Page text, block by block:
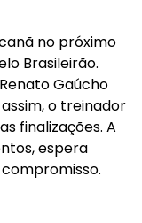
no próximo
Brasileirão.
Gaúcho
o treinador
finalizações. A
espera